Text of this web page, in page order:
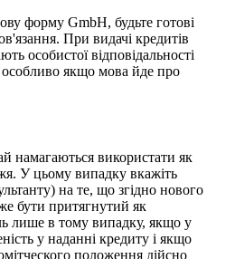
форму GmbH, будьте готові
При видачі кредитів
особистої відповідальності
якщо мова йде про
намагаються використати як
У цьому випадку вкажіть
на те, що згідно нового
бути притягнутий як
лише в тому випадку, якщо у
у наданні кредиту і якщо
положення дійсно